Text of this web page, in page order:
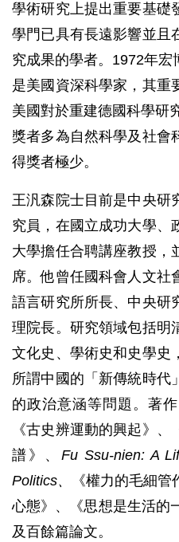
學術研究上提出重要基礎
學門已具有長遠影響並且
究成果的學者。1972年
是美國資深科學家，其重
美國對於重建德國科學研
獎者多為自然科學及社會
得獎者極少。
王汎森院士目前是中央研
究員，在國立成功大學、
大學擔任合聘講座教授，
席。他曾任國科會人文社
語言研究所所長、中央研
理院長。研究領域包括明
文化史、學術史和史學史
所謂中國的「新傳統時代
的政治意涵等問題。著
《古史辨運動的興起》
譜》、Fu Ssu-nien: A
Politics、
《權力的毛細
心態》、《思想是生活的
及百餘篇論文。